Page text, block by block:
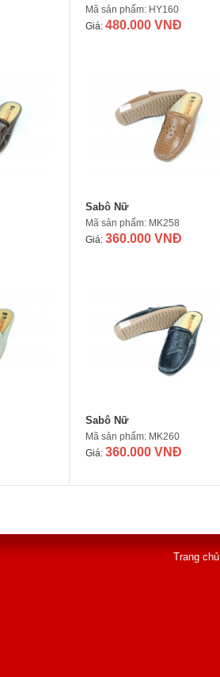
Mã sản phẩm: HY160
Giá: 480.000 VNĐ
Sabô Nữ
Mã sản phẩm: MK258
Giá: 360.000 VNĐ
Sabô Nữ
Mã sản phẩm: MK260
Giá: 360.000 VNĐ
Trang chủ